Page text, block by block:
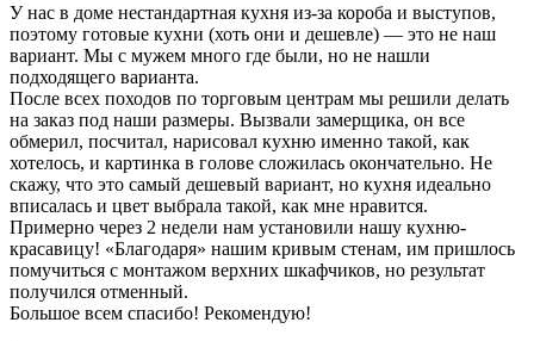
У нас в доме нестандартная кухня из-за короба и выступов,
поэтому готовые кухни (хоть они и дешевле) — это не наш
вариант. Мы с мужем много где были, но не нашли
подходящего варианта.
После всех походов по торговым центрам мы решили делать
на заказ под наши размеры. Вызвали замерщика, он все
обмерил, посчитал, нарисовал кухню именно такой, как
хотелось, и картинка в голове сложилась окончательно. Не
скажу, что это самый дешевый вариант, но кухня идеально
вписалась и цвет выбрала такой, как мне нравится.
Примерно через 2 недели нам установили нашу кухню-
красавицу! «Благодаря» нашим кривым стенам, им пришлось
помучиться с монтажом верхних шкафчиков, но результат
получился отменный.
Большое всем спасибо! Рекомендую!